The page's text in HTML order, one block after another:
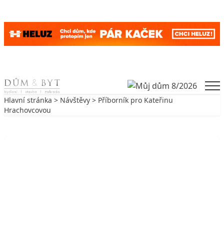
Skip to content
Hlavní stránka > Návštěvy > Příborník pro Kateřinu
Hrachovcovou